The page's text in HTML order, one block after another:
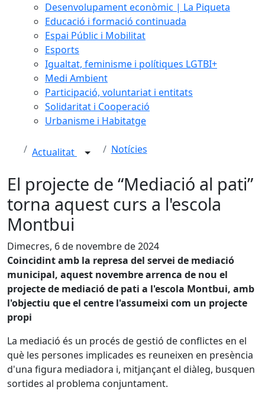
Desenvolupament econòmic | La Piqueta
Educació i formació continuada
Espai Públic i Mobilitat
Esports
Igualtat, feminisme i polítiques LGTBI+
Medi Ambient
Participació, voluntariat i entitats
Solidaritat i Cooperació
Urbanisme i Habitatge
Actualitat Notícies
El projecte de “Mediació al pati”
torna aquest curs a l'escola
Montbui
Dimecres, 6 de novembre de 2024
Coincidint amb la represa del servei de mediació
municipal, aquest novembre arrenca de nou el
projecte de mediació de pati a l'escola Montbui, amb
l'objectiu que el centre l'assumeixi com un projecte
propi
La mediació és un procés de gestió de conflictes en el
què les persones implicades es reuneixen en presència
d'una figura mediadora i, mitjançant el diàleg, busquen
sortides al problema conjuntament.